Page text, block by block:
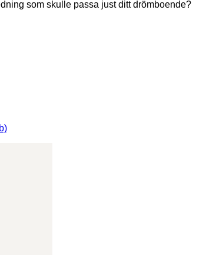
som skulle passa just ditt drömboende?